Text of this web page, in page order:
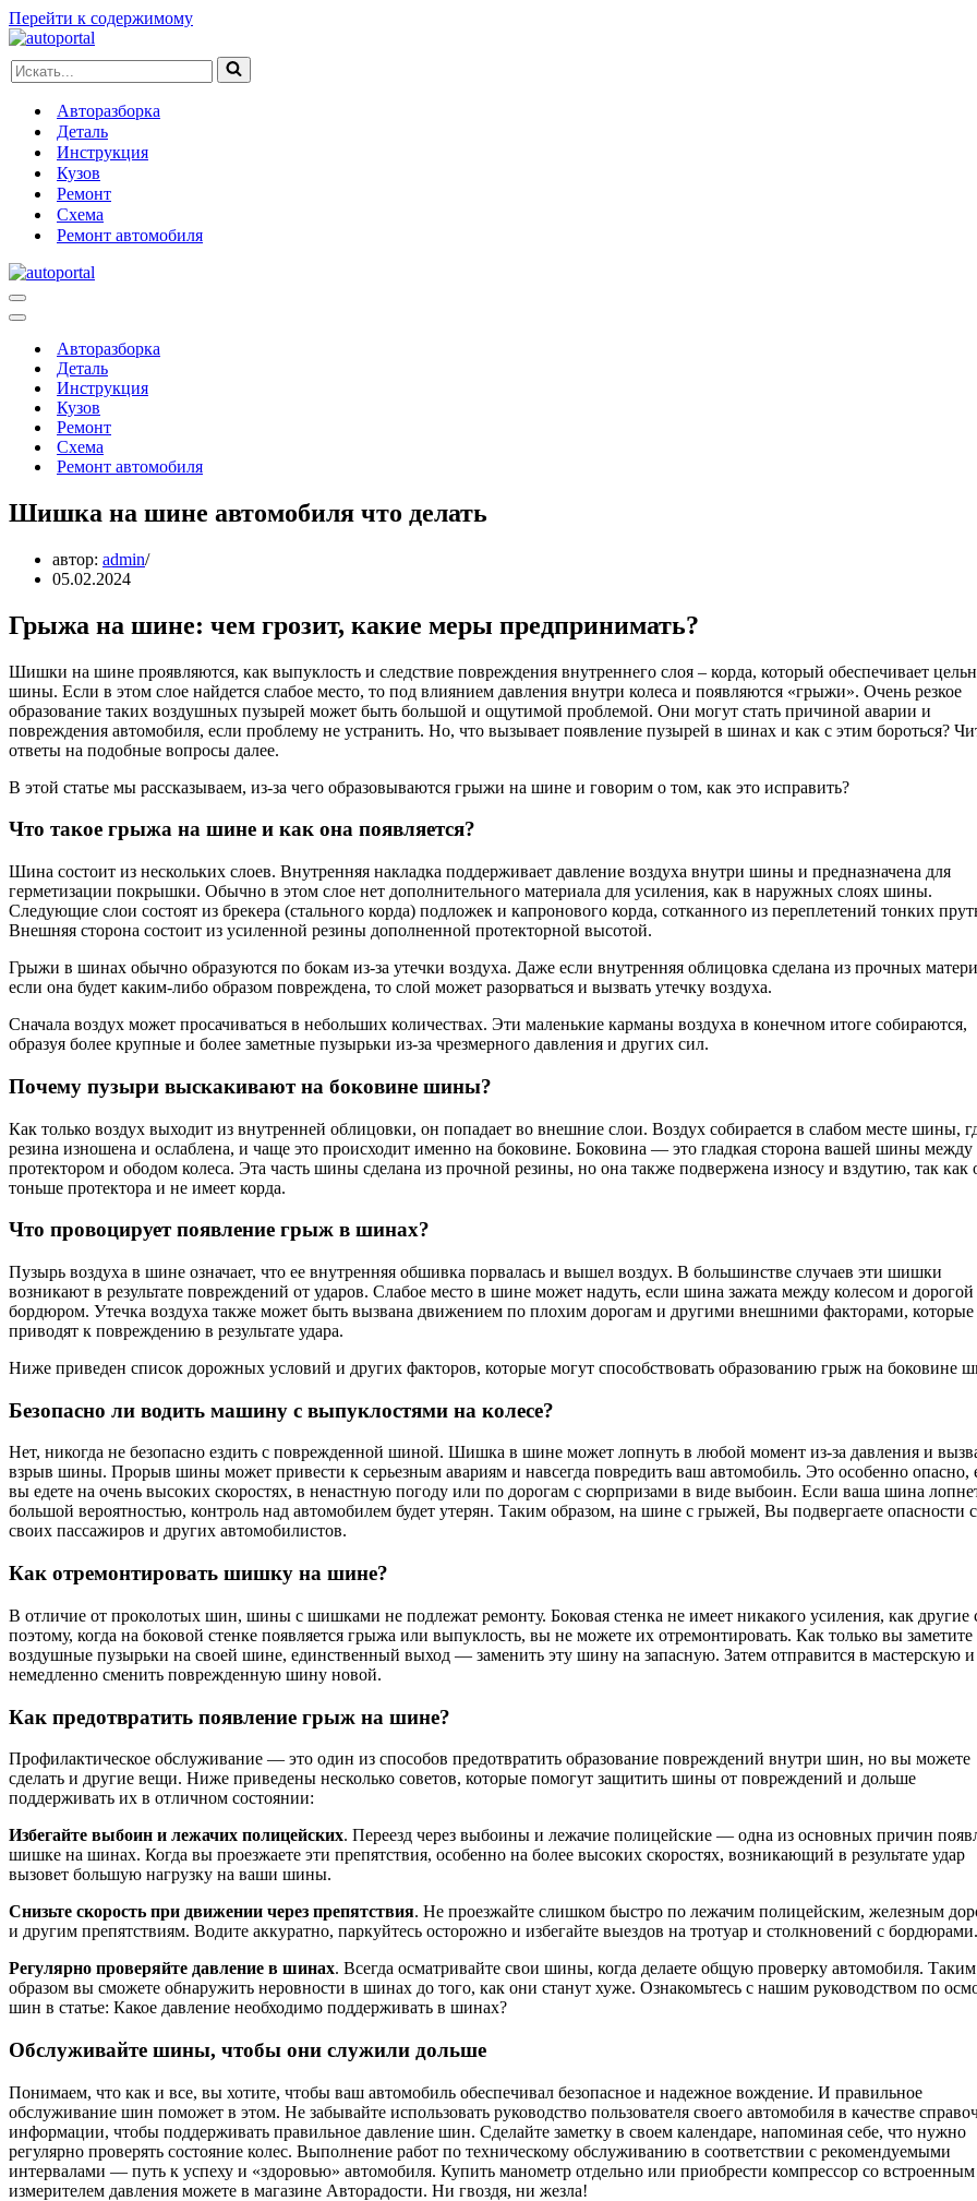
Перейти к содержимому
Искать...
Авторазборка
Деталь
Инструкция
Кузов
Ремонт
Схема
Ремонт автомобиля
Меню
навигации
Меню
навигацииАвторазборка
Деталь
Инструкция
Кузов
Ремонт
Схема
Ремонт автомобиля
Шишка на шине автомобиля что делать
автор: admin
05.02.2024
Грыжа на шине: чем грозит, какие меры предпринимать?
Шишки на шине проявляются, как выпуклость и следствие повреждения внутреннего слоя – корда, который обеспечивает
шины. Если в этом слое найдется слабое место, то под влиянием давления внутри колеса и появляются «грыжи». Очень резкое
образование таких воздушных пузырей может быть большой и ощутимой проблемой. Они могут стать причиной аварии и
повреждения автомобиля, если проблему не устранить. Но, что вызывает появление пузырей в шинах и как с этим бороться?
ответы на подобные вопросы далее.
В этой статье мы рассказываем, из-за чего образовываются грыжи на шине и говорим о том, как это исправить?
Что такое грыжа на шине и как она появляется?
Шина состоит из нескольких слоев. Внутренняя накладка поддерживает давление воздуха внутри шины и предназначена для
герметизации покрышки. Обычно в этом слое нет дополнительного материала для усиления, как в наружных слоях шины.
Следующие слои состоят из брекера (стального корда) подложек и капронового корда, сотканного из переплетений тонких
Внешняя сторона состоит из усиленной резины дополненной протекторной высотой.
Грыжи в шинах обычно образуются по бокам из-за утечки воздуха. Даже если внутренняя облицовка сделана из прочных
если она будет каким-либо образом повреждена, то слой может разорваться и вызвать утечку воздуха.
Сначала воздух может просачиваться в небольших количествах. Эти маленькие карманы воздуха в конечном итоге собираются,
образуя более крупные и более заметные пузырьки из-за чрезмерного давления и других сил.
Почему пузыри выскакивают на боковине шины?
Как только воздух выходит из внутренней облицовки, он попадает во внешние слои. Воздух собирается в слабом месте шины,
резина изношена и ослаблена, и чаще это происходит именно на боковине. Боковина — это гладкая сторона вашей шины между
протектором и ободом колеса. Эта часть шины сделана из прочной резины, но она также подвержена износу и вздутию, так как
тоньше протектора и не имеет корда.
Что провоцирует появление грыж в шинах?
Пузырь воздуха в шине означает, что ее внутренняя обшивка порвалась и вышел воздух. В большинстве случаев эти шишки
возникают в результате повреждений от ударов. Слабое место в шине может надуть, если шина зажата между колесом и
бордюром. Утечка воздуха также может быть вызвана движением по плохим дорогам и другими внешними факторами, которые
приводят к повреждению в результате удара.
Ниже приведен список дорожных условий и других факторов, которые могут способствовать образованию грыж на боковине
Безопасно ли водить машину с выпуклостями на колесе?
Нет, никогда не безопасно ездить с поврежденной шиной. Шишка в шине может лопнуть в любой момент из-за давления и
взрыв шины. Прорыв шины может привести к серьезным авариям и навсегда повредить ваш автомобиль. Это особенно опасно,
вы едете на очень высоких скоростях, в ненастную погоду или по дорогам с сюрпризами в виде выбоин. Если ваша шина
большой вероятностью, контроль над автомобилем будет утерян. Таким образом, на шине с грыжей, Вы подвергаете опасности
своих пассажиров и других автомобилистов.
Как отремонтировать шишку на шине?
В отличие от проколотых шин, шины с шишками не подлежат ремонту. Боковая стенка не имеет никакого усиления, как другие
поэтому, когда на боковой стенке появляется грыжа или выпуклость, вы не можете их отремонтировать. Как только вы заметите
воздушные пузырьки на своей шине, единственный выход — заменить эту шину на запасную. Затем отправится в мастерскую и
немедленно сменить поврежденную шину новой.
Как предотвратить появление грыж на шине?
Профилактическое обслуживание — это один из способов предотвратить образование повреждений внутри шин, но вы можете
сделать и другие вещи. Ниже приведены несколько советов, которые помогут защитить шины от повреждений и дольше
поддерживать их в отличном состоянии:
Избегайте выбоин и лежачих полицейских. Переезд через выбоины и лежачие полицейские — одна из основных причин
шишке на шинах. Когда вы проезжаете эти препятствия, особенно на более высоких скоростях, возникающий в результате удар
вызовет большую нагрузку на ваши шины.
Снизьте скорость при движении через препятствия. Не проезжайте слишком быстро по лежачим полицейским, железным
и другим препятствиям. Водите аккуратно, паркуйтесь осторожно и избегайте выездов на тротуар и столкновений с бордюрами.
Регулярно проверяйте давление в шинах. Всегда осматривайте свои шины, когда делаете общую проверку автомобиля. Таким
образом вы сможете обнаружить неровности в шинах до того, как они станут хуже. Ознакомьтесь с нашим руководством по
шин в статье: Какое давление необходимо поддерживать в шинах?
Обслуживайте шины, чтобы они служили дольше
Понимаем, что как и все, вы хотите, чтобы ваш автомобиль обеспечивал безопасное и надежное вождение. И правильное
обслуживание шин поможет в этом. Не забывайте использовать руководство пользователя своего автомобиля в качестве
информации, чтобы поддерживать правильное давление шин. Сделайте заметку в своем календаре, напоминая себе, что нужно
регулярно проверять состояние колес. Выполнение работ по техническому обслуживанию в соответствии с рекомендуемыми
интервалами — путь к успеху и «здоровью» автомобиля. Купить манометр отдельно или приобрести компрессор со встроенным
измерителем давления можете в магазине Авторадости. Ни гвоздя, ни жезла!